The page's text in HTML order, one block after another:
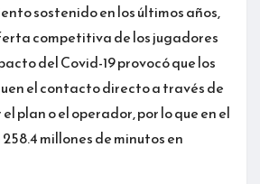
sostenido en los últimos años,
competitiva de los jugadores
del Covid-19 provocó que los
el contacto directo a través de
plan o el operador, por lo que en el
millones de minutos en